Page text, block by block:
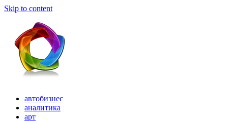
Skip to content
автобизнес
аналитика
арт